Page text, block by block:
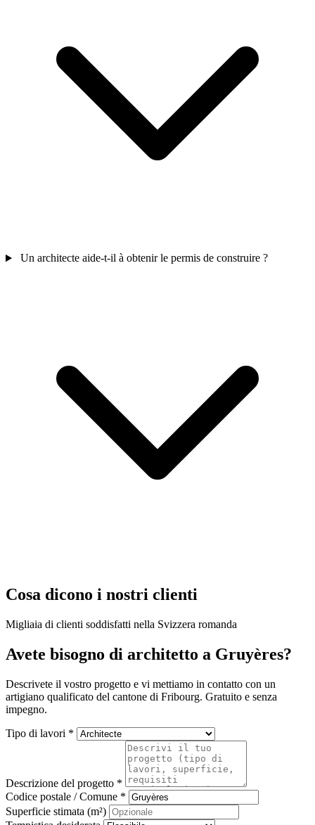
Un architecte aide-t-il à obtenir le permis de construire ?
Cosa dicono i nostri clienti
Migliaia di clienti soddisfatti nella Svizzera romanda
Avete bisogno di architetto a Gruyères?
Descrivete il vostro progetto e vi mettiamo in contatto con un
artigiano qualificato del cantone di Fribourg. Gratuito e senza
impegno.
Tipo di lavori *
Descrizione del progetto *
Codice postale / Comune *
Superficie stimata (m²)